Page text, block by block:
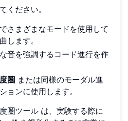
ください。
さまざまなモードを使用して
します。
音を強調するコード進行を作
圏 または同様のモーダル進
ョンに使用します。
圏ツール は、実験する際に